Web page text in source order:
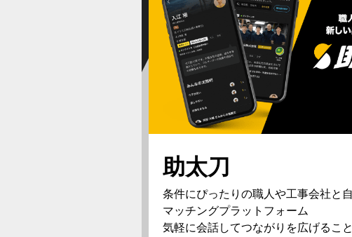
助太刀
条件にぴったりの職人や工事会社と
マッチングプラットフォーム
気軽に会話してつながりを広げるこ